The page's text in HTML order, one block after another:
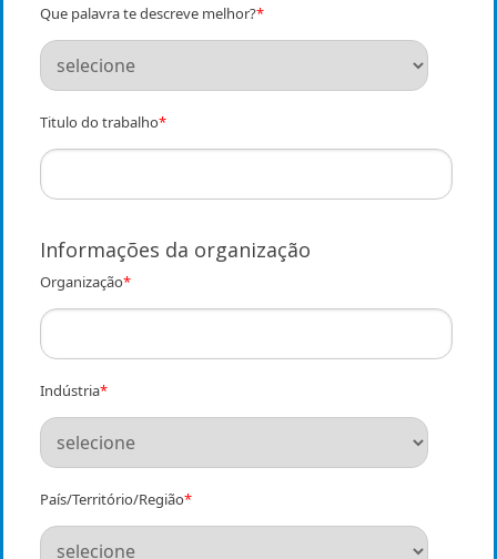
Que palavra te descreve melhor?*
Titulo do trabalho*
Informações da organização
Organização*
Indústria*
País/Território/Região*